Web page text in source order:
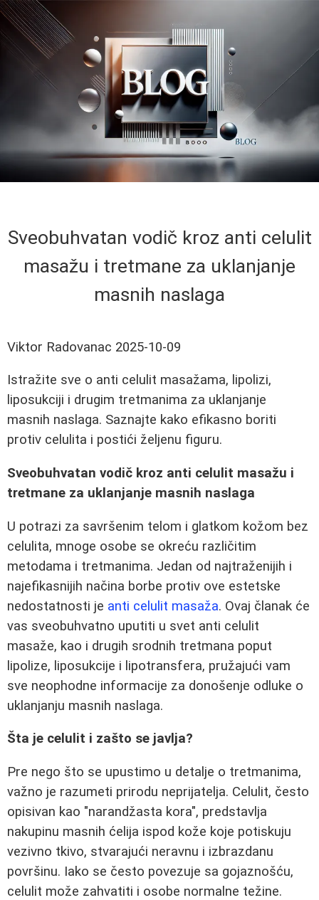
Sveobuhvatan vodič kroz anti celulit
masažu i tretmane za uklanjanje
masnih naslaga
Viktor Radovanac 2025-10-09
Istražite sve o anti celulit masažama, lipolizi,
liposukciji i drugim tretmanima za uklanjanje
masnih naslaga. Saznajte kako efikasno boriti
protiv celulita i postići željenu figuru.
Sveobuhvatan vodič kroz anti celulit masažu i
tretmane za uklanjanje masnih naslaga
U potrazi za savršenim telom i glatkom kožom bez
celulita, mnoge osobe se okreću različitim
metodama i tretmanima. Jedan od najtraženijih i
najefikasnijih načina borbe protiv ove estetske
nedostatnosti je anti celulit masaža. Ovaj članak će
vas sveobuhvatno uputiti u svet anti celulit
masaže, kao i drugih srodnih tretmana poput
lipolize, liposukcije i lipotransfera, pružajući vam
sve neophodne informacije za donošenje odluke o
uklanjanju masnih naslaga.
Šta je celulit i zašto se javlja?
Pre nego što se upustimo u detalje o tretmanima,
važno je razumeti prirodu neprijatelja. Celulit, često
opisivan kao "narandžasta kora", predstavlja
nakupinu masnih ćelija ispod kože koje potiskuju
vezivno tkivo, stvarajući neravnu i izbrazdanu
površinu. Iako se često povezuje sa gojaznošću,
celulit može zahvatiti i osobe normalne težine.